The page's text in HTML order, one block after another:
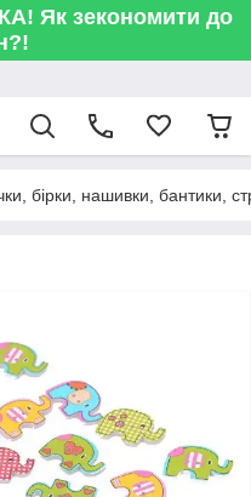
Як зекономити до
бірки, нашивки, бантики,